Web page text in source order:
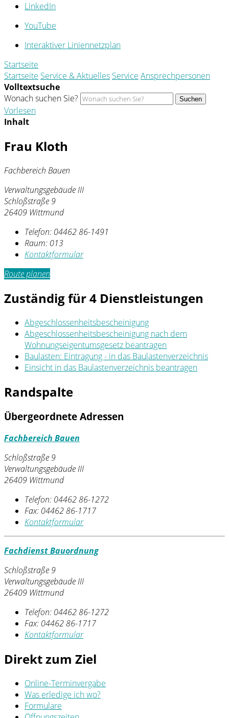
LinkedIn
YouTube
Interaktiver Liniennetzplan
Startseite
Startseite Service & Aktuelles Service Ansprechpersonen
Volltextsuche
Wonach suchen Sie?
Suchen
Vorlesen
Inhalt
Frau Kloth
Fachbereich Bauen
Verwaltungsgebäude III
Schloßstraße 9
26409 Wittmund
Telefon: 04462 86-1491
Raum: 013
Kontaktformular
Route planen
Zuständig für 4 Dienstleistungen
Abgeschlossenheitsbescheinigung
Abgeschlossenheitsbescheinigung nach dem
Wohnungseigentumsgesetz beantragen
Baulasten: Eintragung - in das Baulastenverzeichnis
Einsicht in das Baulastenverzeichnis beantragen
Randspalte
Übergeordnete Adressen
Fachbereich Bauen
Schloßstraße 9
Verwaltungsgebäude III
26409 Wittmund
Telefon: 04462 86-1272
Fax: 04462 86-1717
Kontaktformular
Fachdienst Bauordnung
Schloßstraße 9
Verwaltungsgebäude III
26409 Wittmund
Telefon: 04462 86-1272
Fax: 04462 86-1717
Kontaktformular
Direkt zum Ziel
Online-Terminvergabe
Was erledige ich wo?
Formulare